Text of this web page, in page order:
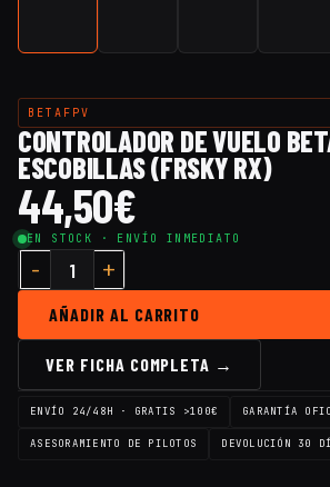
BETAFPV
CONTROLADOR DE VUELO
ESCOBILLAS (FRSKY RX)
44,50€
EN STOCK · ENVÍO INMEDIATO
AÑADIR AL CARRITO
VER FICHA COMPLETA →
ENVÍO 24/48H · GRATIS >100€ GARANTÍA
ASESORAMIENTO DE PILOTOS DEVOLUCIÓN 30